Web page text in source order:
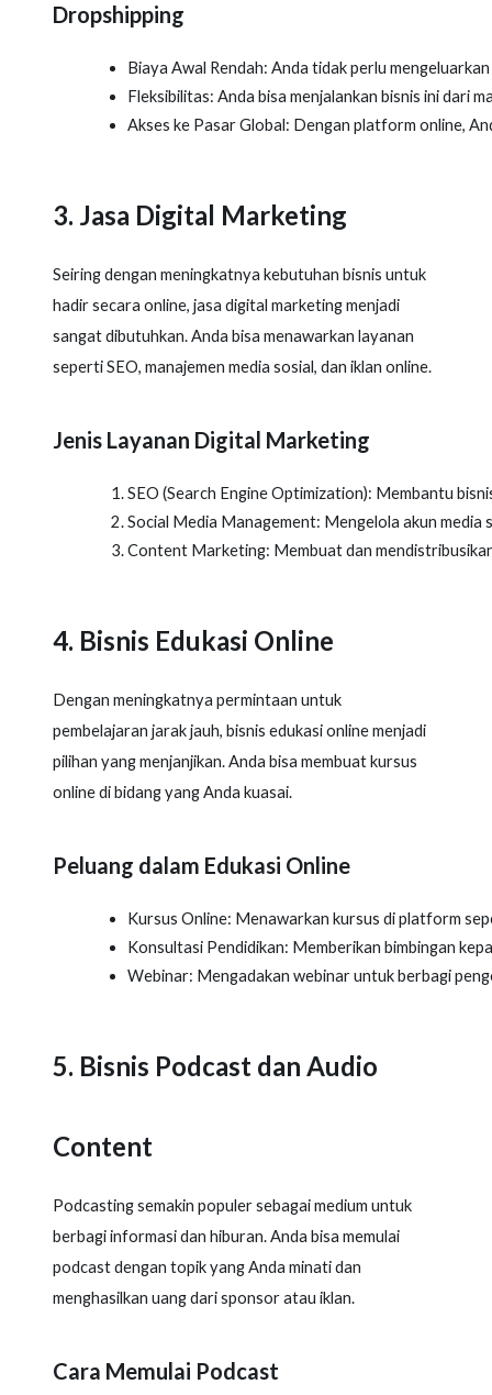
Dropshipping
Biaya Awal Rendah: Anda tidak perlu
Fleksibilitas: Anda bisa menjalankan bisnis ini dari
Akses ke Pasar Global: Dengan platform online,
3. Jasa Digital Marketing
Seiring dengan meningkatnya kebutuhan bisnis untuk
hadir secara online, jasa digital marketing menjadi
sangat dibutuhkan. Anda bisa menawarkan layanan
seperti SEO, manajemen media sosial, dan iklan online.
Jenis Layanan Digital Marketing
SEO (Search Engine Optimization): Membantu
Social Media Management: Mengelola akun
Content Marketing: Membuat dan
4. Bisnis Edukasi Online
Dengan meningkatnya permintaan untuk
pembelajaran jarak jauh, bisnis edukasi online menjadi
pilihan yang menjanjikan. Anda bisa membuat kursus
online di bidang yang Anda kuasai.
Peluang dalam Edukasi Online
Kursus Online: Menawarkan kursus di platform
Konsultasi Pendidikan: Memberikan bimbingan
Webinar: Mengadakan webinar untuk berbagi
5. Bisnis Podcast dan Audio
Content
Podcasting semakin populer sebagai medium untuk
berbagi informasi dan hiburan. Anda bisa memulai
podcast dengan topik yang Anda minati dan
menghasilkan uang dari sponsor atau iklan.
Cara Memulai Podcast